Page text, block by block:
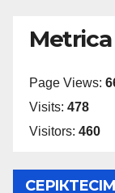
Page Views:
Visits: 478
Visitors: 460